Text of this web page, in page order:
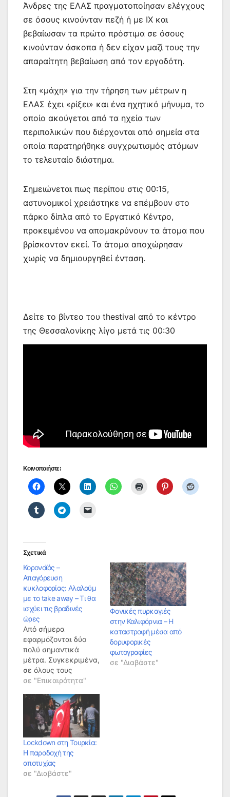
Άνδρες της ΕΛΑΣ πραγματοποίησαν ελέγχους
σε όσους κινούνταν πεζή ή με ΙΧ και
βεβαίωσαν τα πρώτα πρόστιμα σε όσους
κινούνταν άσκοπα ή δεν είχαν μαζί τους την
απαραίτητη βεβαίωση από τον εργοδότη.
Στη «μάχη» για την τήρηση των μέτρων η
ΕΛΑΣ έχει «ρίξει» και ένα ηχητικό μήνυμα, το
οποίο ακούγεται από τα ηχεία των
περιπολικών που διέρχονται από σημεία στα
οποία παρατηρήθηκε συγχρωτισμός ατόμων
το τελευταίο διάστημα.
Σημειώνεται πως περίπου στις 00:15,
αστυνομικοί χρειάστηκε να επέμβουν στο
πάρκο δίπλα από το Εργατικό Κέντρο,
προκειμένου να απομακρύνουν τα άτομα που
βρίσκονταν εκεί. Τα άτομα αποχώρησαν
χωρίς να δημιουργηθεί ένταση.
Δείτε το βίντεο του thestival από το κέντρο
της Θεσσαλονίκης λίγο μετά τις 00:30
Κοινοποιήστε:
Σχετικά
Κορονοϊός –
Απαγόρευση
κυκλοφορίας: Αλαλούμ
με το take away – Τι θα
ισχύει τις βραδινές
ώρες
Από σήμερα
εφαρμόζονται δύο
πολύ σημαντικά
μέτρα. Συγκεκριμένα,
σε όλους τους
εσωτερικούς και
είναι απαραίτητη η
μάσκα, καθώς και θα
ισχύει και η
απαγόρευση
κυκλοφορίας από τις
00.30 – 05.00. Ήδη
στην ΕΡΓΑΝΗ είναι
διαθέσιμη η φόρμα,
συμπληρώνουν οι
σε "Επικαιρότητα"
Φονικές πυρκαγιές
στην Καλιφόρνια – Η
καταστροφή μέσα από
δορυφορικές
φωτογραφίες
σε "Διαβάστε"
Lockdown στη Τουρκία:
H παραδοχή της
αποτυχίας
σε "Διαβάστε"